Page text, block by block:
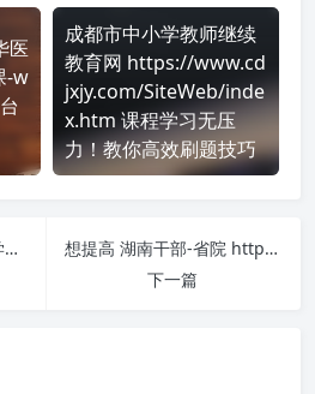
医
-w
成都市中小学教师继续
教育网 https://www.cd
jxjy.com/SiteWeb/inde
x.htm 课程学习无压
力！教你高效刷题技巧
现代专技-宁夏职业技术学院 https://ningxia.chinamde.cn/ 课程学习无压力！教你高效刷题技巧
想提高 湖南干部-省院 https://www.hngbjy.cn/#/home 刷课效率？看看这些实用技巧
下一篇